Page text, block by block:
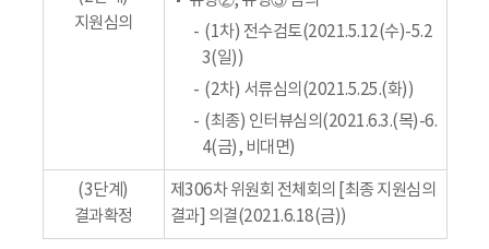
지원심의
(1차) 전수검토(2021.5.12(수)-5.2
3(일))
(2차) 서류심의(2021.5.25.(화))
(최종) 인터뷰심의(2021.6.3.(목)-6.
4(금), 비대면)
(3단계)
결과확정
제306차 위원회 전체회의 [최종 지원심의
결과] 의결(2021.6.18(금))